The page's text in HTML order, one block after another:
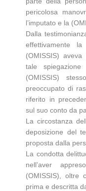
pericolosa
l’imputato e la
Dalla
effettivamente
(OMISSIS) aveva
tale
(OMISSIS)
preoccupato di
riferito in
sul suo conto da
La circostanza
deposizione del
proposta dalla
La condotta
nell’aver
(OMISSIS), oltre
prima e descritta